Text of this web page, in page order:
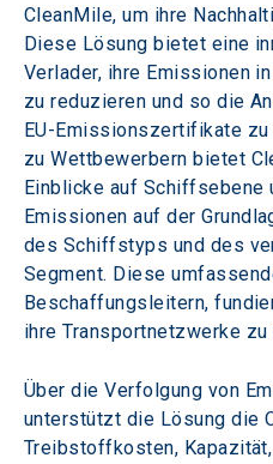
CleanMile, um ihre
Diese Lösung bietet eine
Verlader, ihre Emissionen
zu reduzieren und so die
EU-Emissionszertifikate zu
zu Wettbewerbern bietet
Einblicke auf Schiffsebene
Emissionen auf der
des Schiffstyps und des
Segment. Diese
Beschaffungsleitern,
ihre Transportnetzwerke
Über die Verfolgung von
unterstützt die Lösung die
Treibstoffkosten,